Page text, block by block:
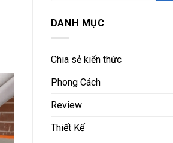
DANH MỤC
Chia sẻ kiến thức
Phong Cách
Review
Thiết Kế